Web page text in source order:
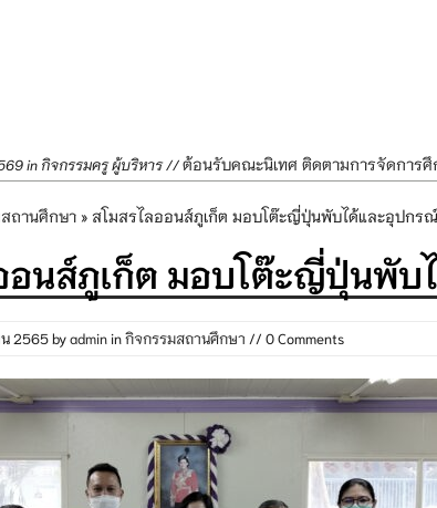
in กิจกรรมครู ผู้บริหาร //ต้อนรับคณะนิเทศ ติดตามการจัดการ
พิธีถวายเครื่องราชสักการะ วางพา
2569 in กิจกรรมนักเรียน //กิจกรรมถวายเทียนพรรษา สืบสานพระ
2569 in กิจกรรมนักเรียน // กิจกรรม SAFETY FOR KIDS เสริมสร้
ถานศึกษา » สโมสรไลออนส์ภูเก็ต มอบโต๊ะญี่ปุ่นพับได้และอุปกรณ์
อนส์ภูเก็ต มอบโต๊ะญี่ปุ่นพับ
2565byadmininกิจกรรมสถานศึกษา // 0 Comments